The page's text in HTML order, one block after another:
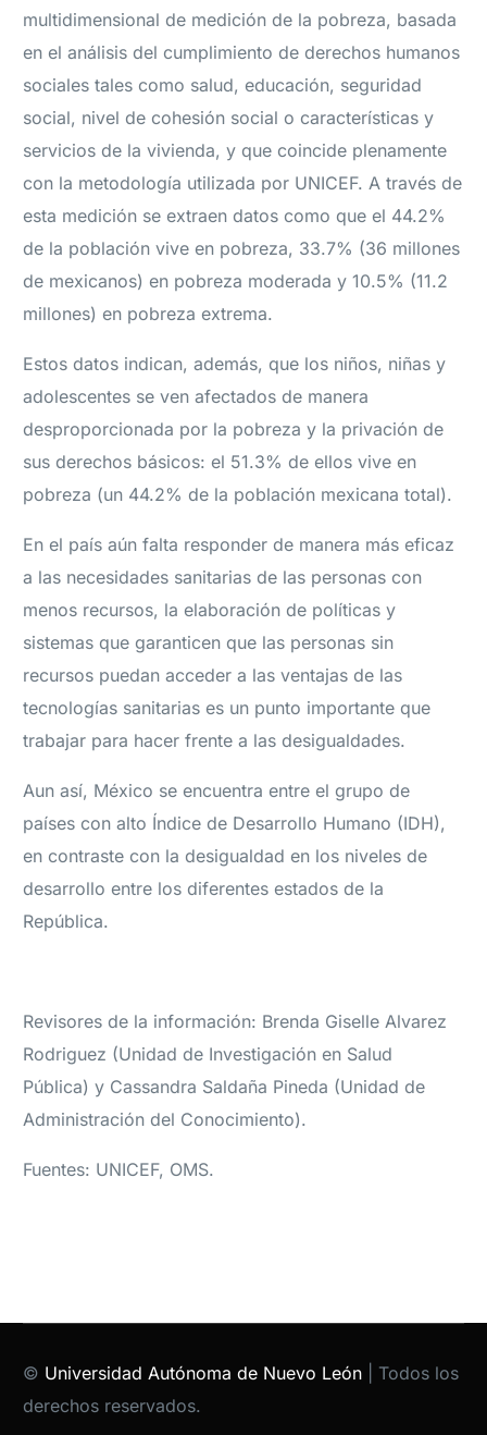
multidimensional de medición de la pobreza, basada
en el análisis del cumplimiento de derechos humanos
sociales tales como salud, educación, seguridad
social, nivel de cohesión social o características y
servicios de la vivienda, y que coincide plenamente
con la metodología utilizada por UNICEF. A través de
esta medición se extraen datos como que el 44.2%
de la población vive en pobreza, 33.7% (36 millones
de mexicanos) en pobreza moderada y 10.5% (11.2
millones) en pobreza extrema.
Estos datos indican, además, que los niños, niñas y
adolescentes se ven afectados de manera
desproporcionada por la pobreza y la privación de
sus derechos básicos: el 51.3% de ellos vive en
pobreza (un 44.2% de la población mexicana total).
En el país aún falta responder de manera más eficaz
a las necesidades sanitarias de las personas con
menos recursos, la elaboración de políticas y
sistemas que garanticen que las personas sin
recursos puedan acceder a las ventajas de las
tecnologías sanitarias es un punto importante que
trabajar para hacer frente a las desigualdades.
Aun así, México se encuentra entre el grupo de
países con alto Índice de Desarrollo Humano (IDH),
en contraste con la desigualdad en los niveles de
desarrollo entre los diferentes estados de la
República.
Revisores de la información: Brenda Giselle Alvarez
Rodriguez (Unidad de Investigación en Salud
Pública) y Cassandra Saldaña Pineda (Unidad de
Administración del Conocimiento).
Fuentes: UNICEF, OMS.
© Universidad Autónoma de Nuevo León | Todos los
derechos reservados.